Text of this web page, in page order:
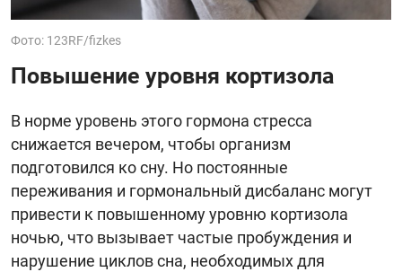
Фото: 123RF/fizkes
Повышение уровня кортизола
В норме уровень этого гормона стресса
снижается вечером, чтобы организм
подготовился ко сну. Но постоянные
переживания и гормональный дисбаланс могут
привести к повышенному уровню кортизола
ночью, что вызывает частые пробуждения и
нарушение циклов сна, необходимых для